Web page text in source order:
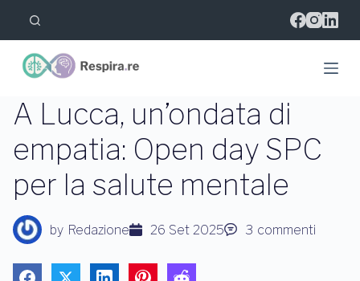
l
c
n
t
n
u
t
o
A Lucca, un’ondata di
empatia: Open day SPC
per la salute mentale
by Redazione 26 Set 2025 3 commenti